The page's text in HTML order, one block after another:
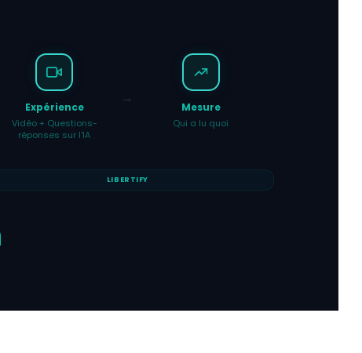
Expérience
Vidéo + Questions-
réponses sur l'IA
Mesure
Qui a lu quoi
LIBERTIFY